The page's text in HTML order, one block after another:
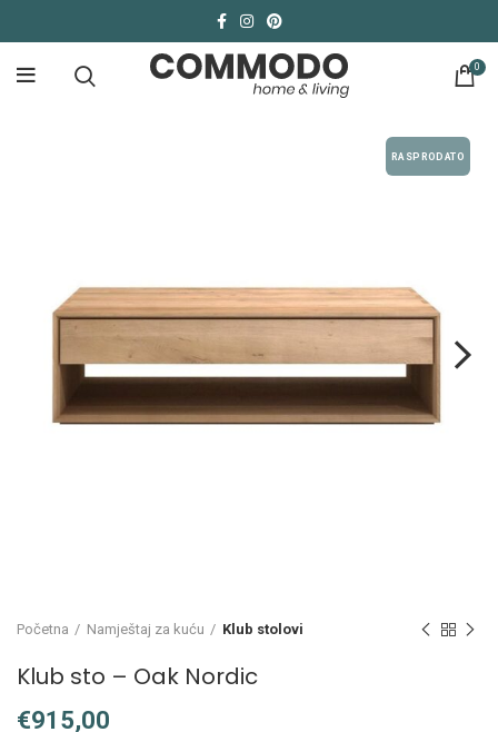
0
RASPRODATO
Početna Namještaj za kuću Klub stolovi
Klub sto – Oak Nordic
€